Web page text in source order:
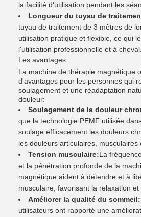
la facilité d'utilisation pendant les
Longueur du tuyau de
tuyau de traitement de 3 mètres de
utilisation pratique et flexible, ce qui
l'utilisation professionnelle et à cheval.
Les avantages
La machine de thérapie magnétique
d'avantages pour les personnes qui
soulagement et une réadaptation
douleur:
Soulagement de la douleur
que la technologie PEMF utilisée
soulage efficacement les douleurs
les douleurs articulaires, musculaires
Tension musculaire:La
et la pénétration profonde de la
magnétique aident à détendre et à
musculaire, favorisant la relaxation et
Améliorer la qualité du sommeil:
utilisateurs ont rapporté une